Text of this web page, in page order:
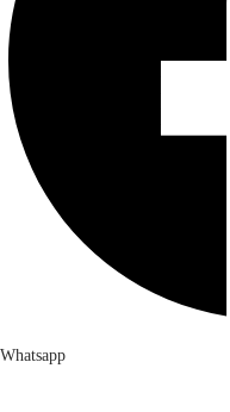
Whatsapp